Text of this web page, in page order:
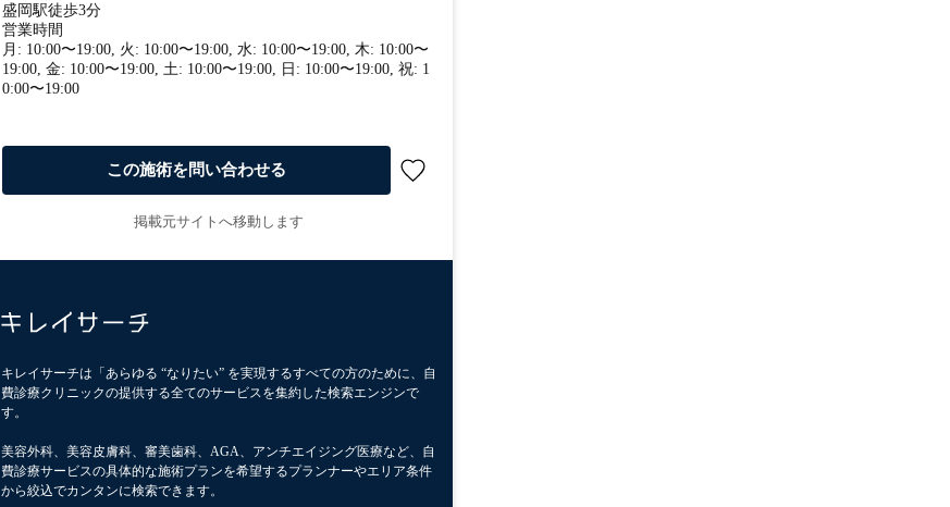
盛岡駅徒歩3分
営業時間
月: 10:00〜19:00, 火: 10:00〜19:00, 水: 10:00〜19:00, 木: 10:00〜
19:00, 金: 10:00〜19:00, 土: 10:00〜19:00, 日: 10:00〜19:00, 祝: 1
0:00〜19:00
この施術を問い合わせる
掲載元サイトへ移動します
キレイサーチは「あらゆる “なりたい” を実現するすべての方のために、自
費診療クリニックの提供する全てのサービスを集約した検索エンジンで
す。
美容外科、美容皮膚科、審美歯科、AGA、アンチエイジング医療など、自
費診療サービスの具体的な施術プランを希望するプランナーやエリア条件
から絞込でカンタンに検索できます。